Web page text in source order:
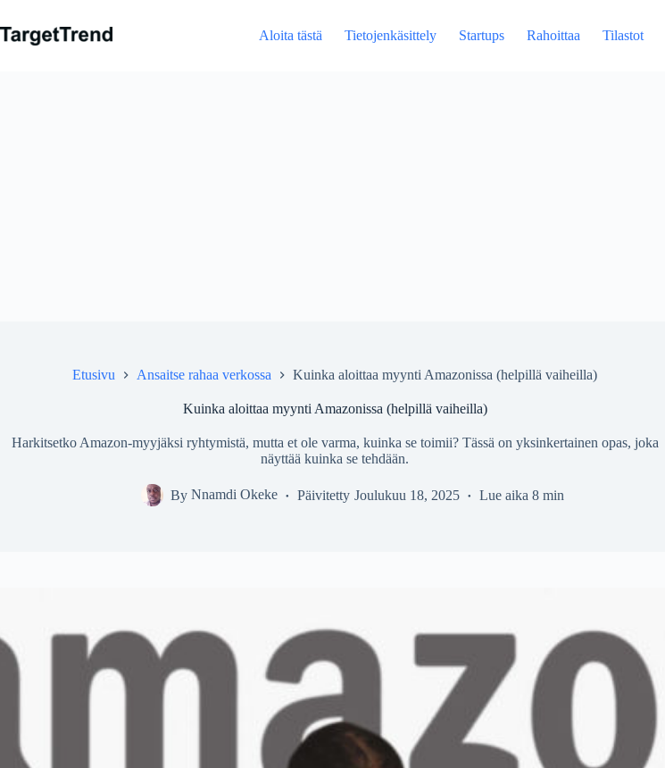
Aloita tästä
Tietojenkäsittely Startups Rahoittaa Tilastot
Etusivu Ansaitse rahaa verkossa Kuinka aloittaa myynti Amazonissa (helpillä vaiheilla)
Kuinka aloittaa myynti Amazonissa (helpillä vaiheilla)
Harkitsetko Amazon-myyjäksi ryhtymistä, mutta et ole varma, kuinka se toimii? Tässä on yksinkertainen opas, joka
näyttää kuinka se tehdään.
By Nnamdi Okeke Päivitetty Joulukuu 18, 2025 Lue aika 8 min